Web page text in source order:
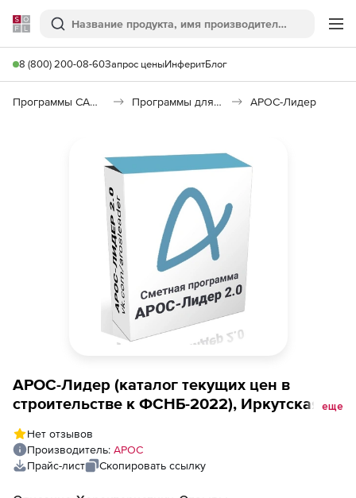
Softline
Поиск
8 (800) 200-08-60Запрос ценыИнферитБлог
Программы САПР и ГИС Программы для документооборота АРОС-Лидер
АРОС-Лидер (каталог текущих цен в
строительстве к ФСНБ-2022), Иркутская
месяц 2-е и последующие рабочие места
еще
Нет отзывов
Производитель: АРОС
Прайс-лист
Скопировать ссылку